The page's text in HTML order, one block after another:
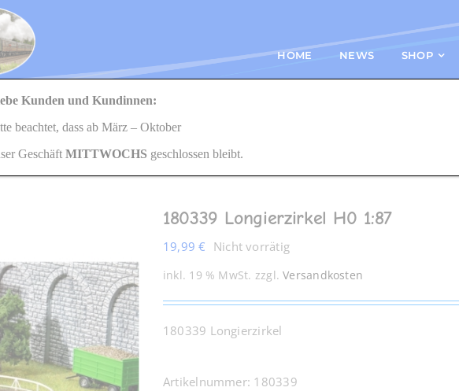
HOME NEWS SHOP
H0/1:87 180339 Longierzirkel H0 1:87
180339 Longierzirkel H0 1:87
19,99€ Nicht vorrätig
inkl. 19 % MwSt. zzgl.Versandkosten
180339 Longierzirkel
Artikelnummer: 180339
Kunden und Kundinnen:
beachtet, dass ab März – Oktober
Geschäft MITTWOCHS geschlossen bleibt.